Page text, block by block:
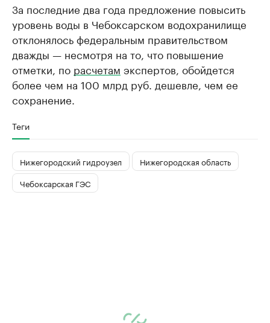
За последние два года предложение повысить
уровень воды в Чебоксарском водохранилище
отклонялось федеральным правительством
дважды — несмотря на то, что повышение
отметки, по расчетам экспертов, обойдется
более чем на 100 млрд руб. дешевле, чем ее
сохранение.
Теги
Нижегородский гидроузел
Нижегородская область
Чебоксарская ГЭС